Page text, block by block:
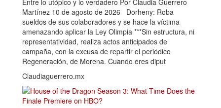
Entre lo utópico y lo verdadero Por Claudia Guerrero
Martínez 10 de agosto de 2026 Dorheny: Roba
sueldos de sus colaboradores y se hace la víctima
amenazando aplicar la Ley Olimpia ***Sin estructura, ni
representatividad, realiza actos anticipados de
campaña, con la excusa de repartir el periódico
Regeneración, de Morena. Cuando eres diput
Claudiaguerrero.mx